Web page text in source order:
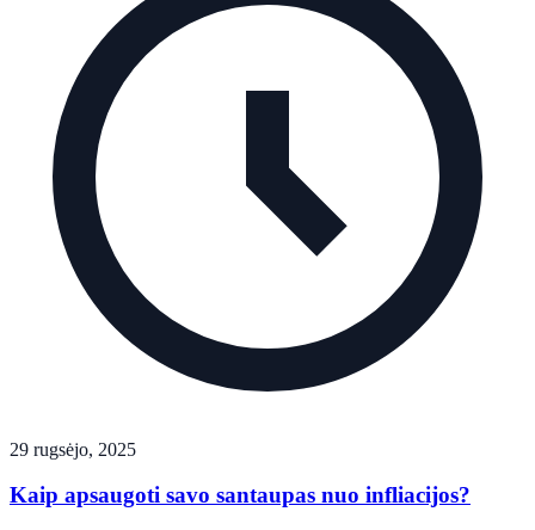
29 rugsėjo, 2025
Kaip apsaugoti savo santaupas nuo infliacijos?